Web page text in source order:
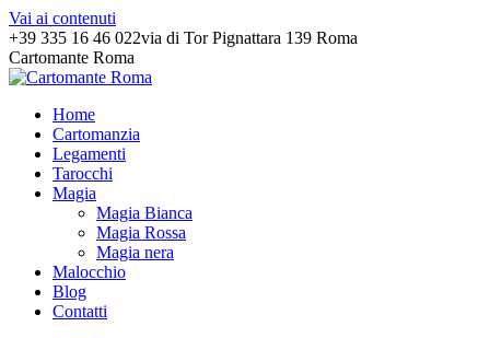
Vai ai contenuti
+39 335 16 46 022via di Tor Pignattara 139 Roma
Cartomante Roma
Home
Cartomanzia
Legamenti
Tarocchi
Magia
Magia Bianca
Magia Rossa
Magia nera
Malocchio
Blog
Contatti